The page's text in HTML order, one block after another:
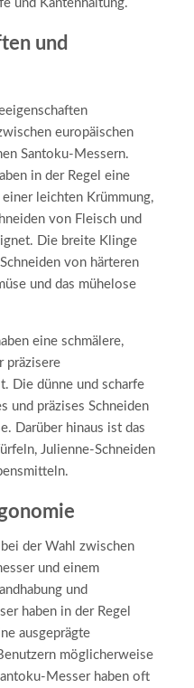
und Kantenhaltung.
und
europäischen
Santoku-Messern.
in der Regel eine
leichten Krümmung,
von Fleisch und
Die breite Klinge
von härteren
und das mühelose
eine schmälere,
präzisere
Die dünne und scharfe
und präzises Schneiden
Darüber hinaus ist das
Julienne-Schneiden
der Wahl zwischen
und einem
und
haben in der Regel
ausgeprägte
möglicherweise
Messer haben oft